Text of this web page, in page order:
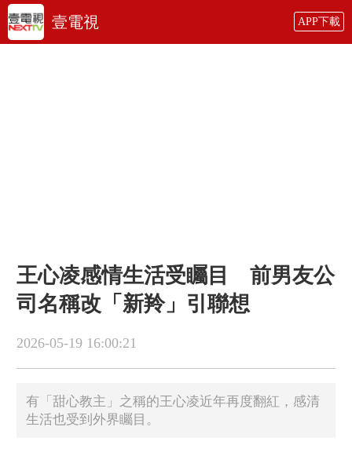
壹電視 APP下載
王心凌感情生活受矚目 前男友公
司名稱改「新羚」​引聯想
2026-05-19 16:00:21
有「甜心教主」之稱的王心凌近年再度翻紅，感清
生活也受到外界矚目。